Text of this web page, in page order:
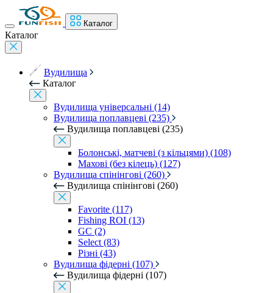
Каталог
Каталог
Вудилища
Каталог
Вудилища універсальні (14)
Вудилища поплавцеві (235)
Вудилища поплавцеві (235)
Болонські, матчеві (з кільцями) (108)
Махові (без кілець) (127)
Вудилища спінінгові (260)
Вудилища спінінгові (260)
Favorite (117)
Fishing ROI (13)
GC (2)
Select (83)
Різні (43)
Вудилища фідерні (107)
Вудилища фідерні (107)